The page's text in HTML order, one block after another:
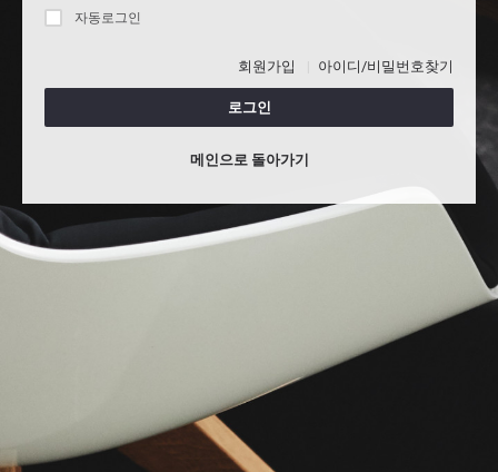
자동로그인
회원가입 아이디/비밀번호찾기
로그인
메인으로 돌아가기